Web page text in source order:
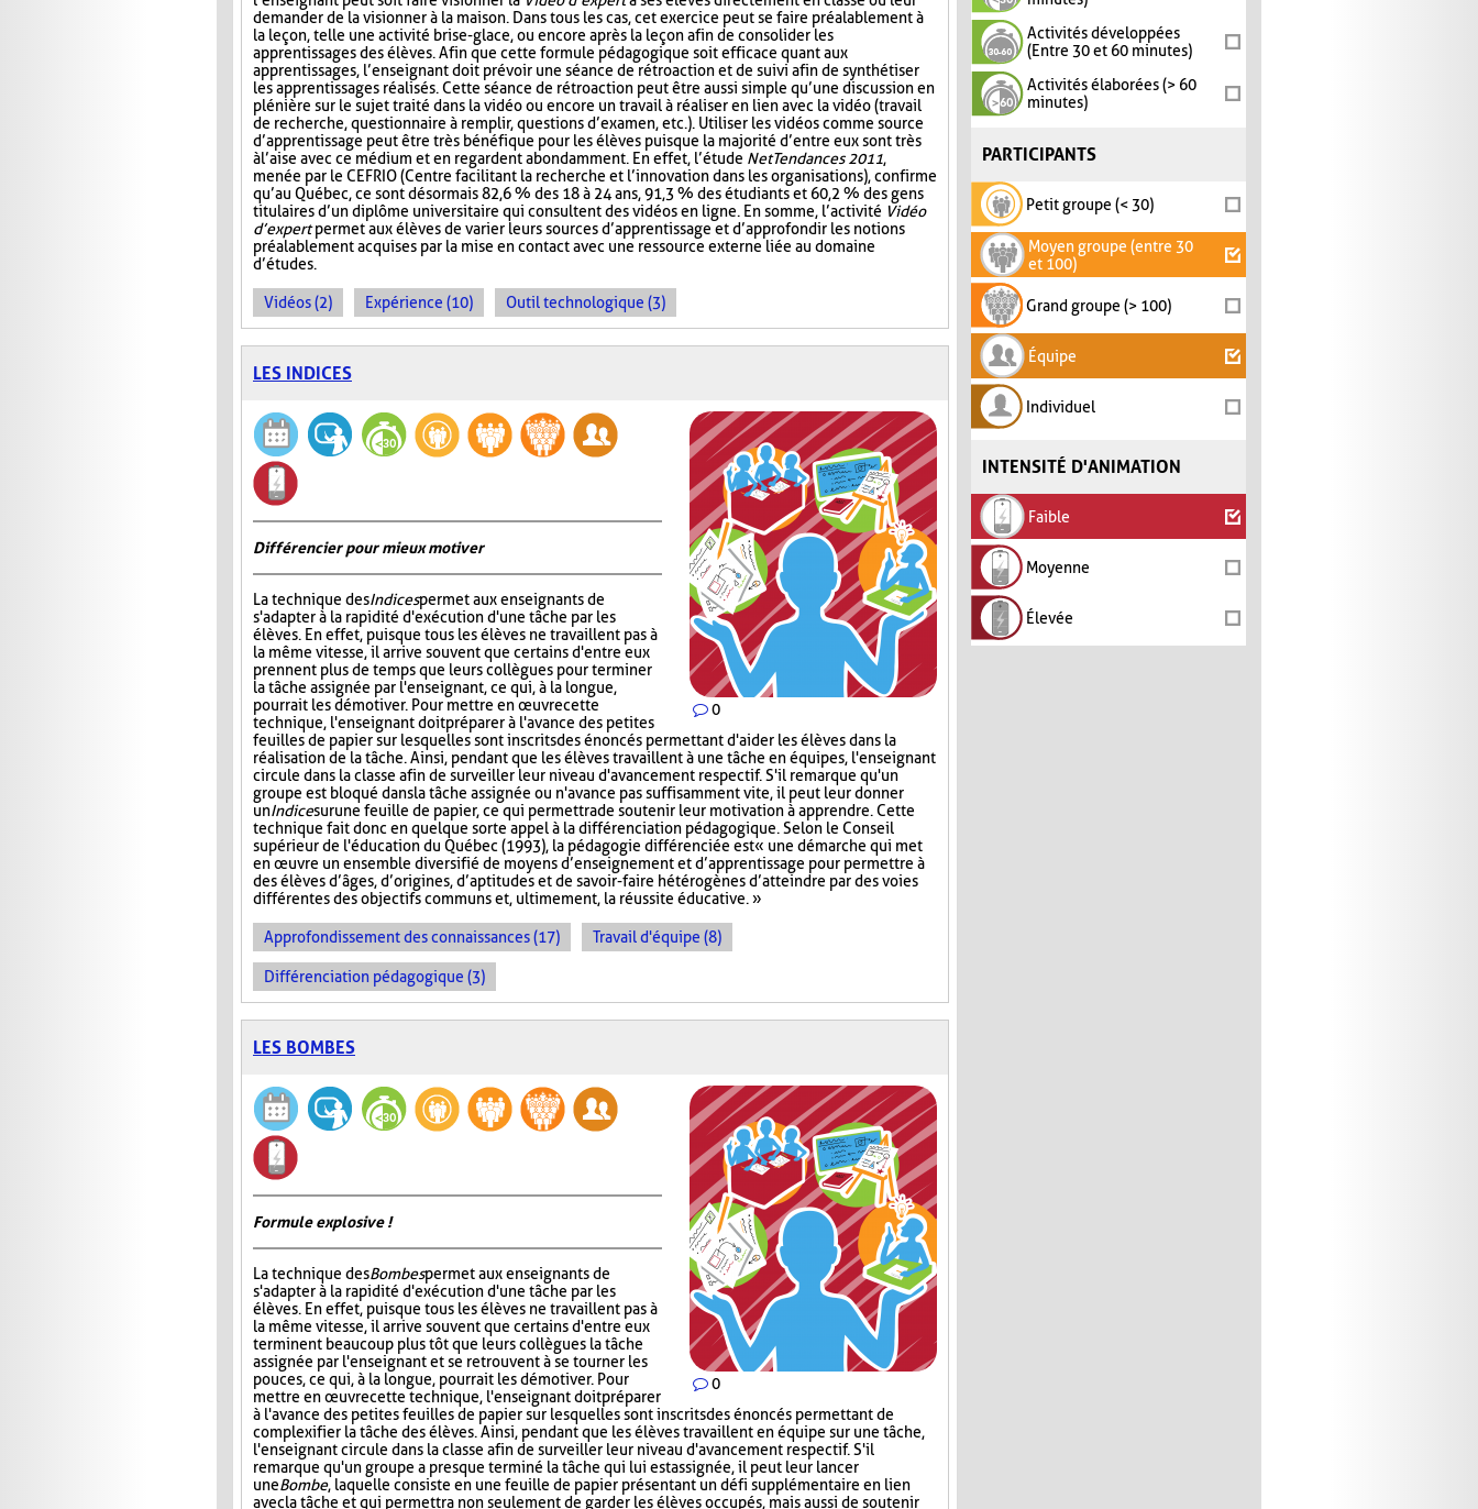
Activités développées
(Entre 30 et 60 minutes)
Activités élaborées (> 60
minutes)
PARTICIPANTS
Petit groupe (< 30)
Moyen groupe (entre 30
et 100)
Grand groupe (> 100)
Équipe
Individuel
INTENSITÉ D'ANIMATION
Faible
Moyenne
Élevée
demander de la visionner à la maison. Dans tous les cas, cet exercice peut se faire préalablement à
la leçon, telle une activité brise-glace, ou encore après la leçon afin de consolider les
apprentissages des élèves. Afin que cette formule pédagogique soit efficace quant aux
apprentissages, l’enseignant doit prévoir une séance de rétroaction et de suivi afin de synthétiser
les apprentissages réalisés. Cette séance de rétroaction peut être aussi simple qu’une discussion en
plénière sur le sujet traité dans la vidéo ou encore un travail à réaliser en lien avec la vidéo (travail
de recherche, questionnaire à remplir, questions d’examen, etc.). Utiliser les vidéos comme source
d’apprentissage peut être très bénéfique pour les élèves puisque la majorité d’entre eux sont très
à l’aise avec ce médium et en regardent abondamment. En effet, l’étude NetTendances 2011,
menée par le CEFRIO (Centre facilitant la recherche et l’innovation dans les organisations), confirme
qu’au Québec, ce sont désormais 82,6 % des 18 à 24 ans, 91,3 % des étudiants et 60,2 % des gens
titulaires d’un diplôme universitaire qui consultent des vidéos en ligne. En somme, l’activité Vidéo
d’expertpermet aux élèves de varier leurs sources d’apprentissage et d’approfondir les notions
préalablement acquises par la mise en contact avec une ressource externe liée au domaine
d’études.
Vidéos (2) Expérience (10) Outil technologique (3)
LES INDICES
0
Différencier pour mieux motiver
La technique desIndicespermet aux enseignants de
s'adapter à la rapidité d'exécution d'une tâche par les
élèves. En effet, puisque tous les élèves ne travaillent pas à
la même vitesse, il arrive souvent que certains d'entre eux
prennent plus de temps que leurs collègues pour terminer
la tâche assignée par l'enseignant, ce qui, à la longue,
pourrait les démotiver. Pour mettre en œuvre cette
technique, l'enseignant doit préparer à l'avance des petites
feuilles de papier sur lesquelles sont inscrits des énoncés permettant d'aider les élèves dans la
réalisation de la tâche. Ainsi, pendant que les élèves travaillent à une tâche en équipes, l'enseignant
circule dans la classe afin de surveiller leur niveau d'avancement respectif. S'il remarque qu'un
groupe est bloqué dans la tâche assignée ou n'avance pas suffisamment vite, il peut leur donner
unIndicesurune feuille de papier, ce qui permettra de soutenir leur motivation à apprendre. Cette
technique fait donc en quelque sorte appel à la différenciation pédagogique. Selon le Conseil
supérieur de l'éducation du Québec (1993), la pédagogie différenciée est « une démarche qui met
en œuvre un ensemble diversifié de moyens d’enseignement et d’apprentissage pour permettre à
des élèves d’âges, d’origines, d’aptitudes et de savoir-faire hétérogènes d’atteindre par des voies
différentes des objectifs communs et, ultimement, la réussite éducative. »
Approfondissement des connaissances (17) Travail d'équipe (8)
Différenciation pédagogique (3)
LES BOMBES
0
Formule explosive !
La technique desBombespermet aux enseignants de
s'adapter à la rapidité d'exécution d'une tâche par les
élèves. En effet, puisque tous les élèves ne travaillent pas à
la même vitesse, il arrive souvent que certains d'entre eux
terminent beaucoup plus tôt que leurs collègues la tâche
assignée par l'enseignant et se retrouvent à se tourner les
pouces, ce qui, à la longue, pourrait les démotiver. Pour
mettre en œuvre cette technique, l'enseignant doit préparer
à l'avance des petites feuilles de papier sur lesquelles sont inscrits des énoncés permettant de
complexifier la tâche des élèves. Ainsi, pendant que les élèves travaillent en équipe sur une tâche,
l'enseignant circule dans la classe afin de surveiller leur niveau d'avancement respectif. S'il
remarque qu'un groupe a presque terminé la tâche qui lui est assignée, il peut leur lancer
uneBombe, laquelle consiste en une feuille de papier présentant un défi supplémentaire en lien
avec la tâche et qui permettra non seulement de garder les élèves occupés, mais aussi de soutenir